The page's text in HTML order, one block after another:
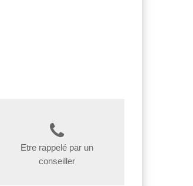
Etre rappelé par un
conseiller